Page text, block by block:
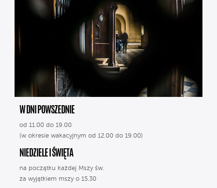
W DNI POWSZEDNIE
od 11.00 do 19.00
(w okresie wakacyjnym od 12.00 do 19.00)
NIEDZIELE I ŚWIĘTA
na początku każdej Mszy św.
za wyjątkiem mszy o 15.30